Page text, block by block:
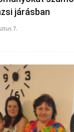
járásban
7.